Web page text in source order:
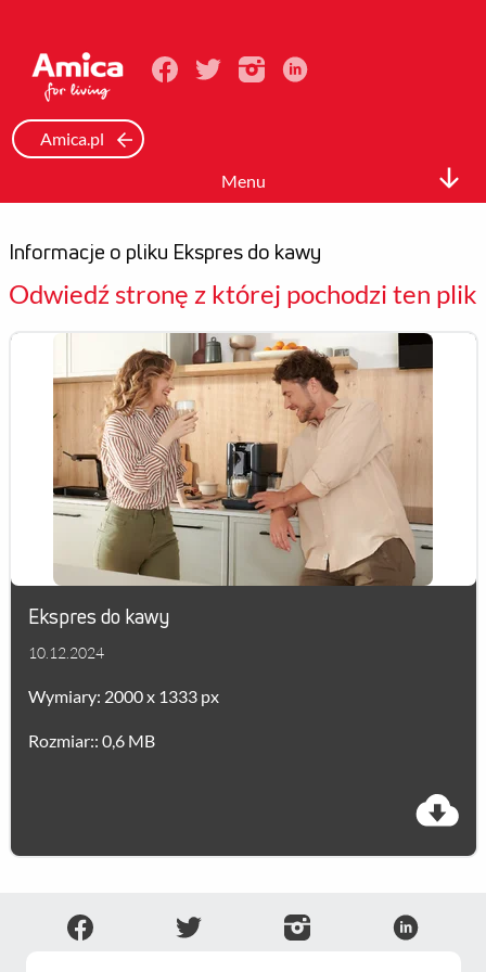
Amica.pl
Menu
Informacje Prasowe
Wideo
Mediateka
Kontakt
Informacje o pliku Ekspres do kawy
Odwiedź stronę z której pochodzi ten plik
Ekspres do kawy
10.12.2024
Wymiary: 2000 x 1333 px
Rozmiar:: 0,6 MB